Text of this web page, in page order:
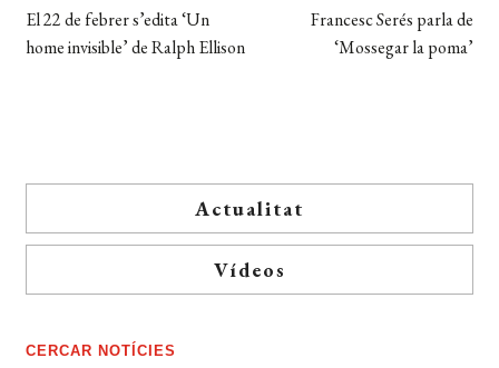
Navegació
d'entrades
Entrada
anterior:
El 22 de febrer s’edita ‘Un
home invisible’ de Ralph Ellison
Pròxima
entrada:
Francesc Serés parla de
‘Mossegar la poma’
Actualitat
Vídeos
CERCAR NOTÍCIES